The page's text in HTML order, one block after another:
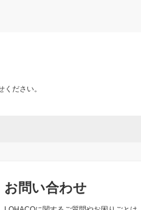
ださい。
お問い合わせ